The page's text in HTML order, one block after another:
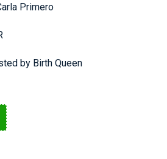
Primero
by Birth Queen